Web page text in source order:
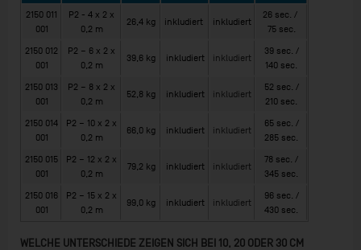
2150 011
001
P2 - 4 x 2 x
0,2 m
26,4 kg inkludiert inkludiert
26 sec. /
75 sec.
2150 012
001
P2 − 6 x 2 x
0,2 m
39,6 kg inkludiert inkludiert
39 sec. /
140 sec.
2150 013
001
P2 − 8 x 2 x
0,2 m
52,8 kg inkludiert inkludiert
52 sec. /
210 sec.
2150 014
001
P2 − 10 x 2 x
0,2 m
66,0 kg inkludiert inkludiert
65 sec. /
285 sec.
2150 015
001
P2 − 12 x 2 x
0,2 m
79,2 kg inkludiert inkludiert
78 sec. /
345 sec.
2150 016
001
P2 − 15 x 2 x
0,2 m
99,0 kg inkludiert inkludiert
96 sec. /
430 sec.
WELCHE UNTERSCHIEDE ZEIGEN SICH BEI 10, 20 ODER 30 CM